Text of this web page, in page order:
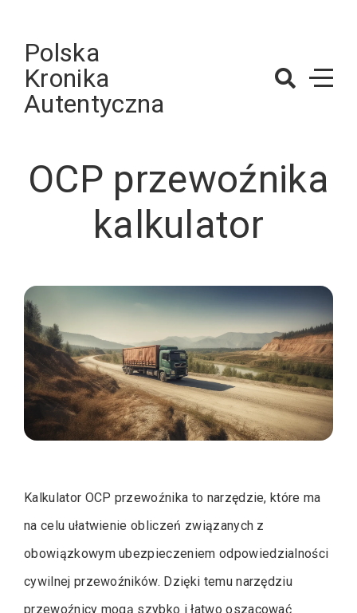
contentPolska
Kronika
Autentyczna
OCP przewoźnika
kalkulator
Kalkulator OCP przewoźnika to narzędzie, które ma
na celu ułatwienie obliczeń związanych z
obowiązkowym ubezpieczeniem odpowiedzialności
cywilnej przewoźników. Dzięki temu narzędziu
przewoźnicy mogą szybko i łatwo oszacować